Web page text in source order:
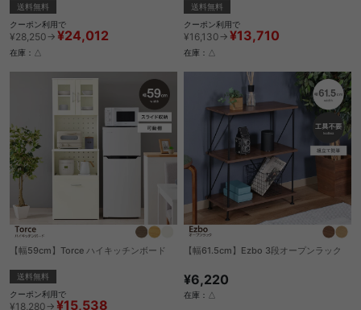
送料無料
クーポン利用で
¥28,250→ ¥24,012
在庫：△
送料無料
クーポン利用で
¥16,130→ ¥13,710
在庫：△
【幅59cm】Torce ハイキッチンボード
送料無料
クーポン利用で
¥18,280→ ¥15,538
【幅61.5cm】Ezbo 3段オープンラック
¥6,220
在庫：△